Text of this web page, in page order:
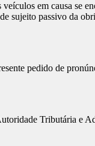
em causa se
sujeito passivo da
pedido de
Tributária e